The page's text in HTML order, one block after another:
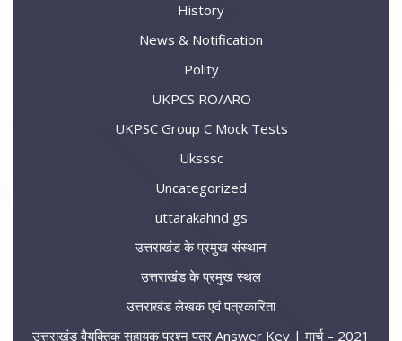
History
News & Notification
Polity
UKPCS RO/ARO
UKPSC Group C Mock Tests
Uksssc
Uncategorized
uttarakahnd gs
उत्तराखंड के प्रमुख संस्थान
उत्तराखंड के प्रमुख स्थल
उत्तराखंड लेखक एवं पत्रकारिता
उत्तराखंड वैयक्तिक सहायक प्रश्न पत्र Answer Key | मार्च – 2021